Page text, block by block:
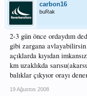
carbon16
buRak
2-3 gün önce ordaydım
gibi zargana
açıklarda kıyıdan
km uzaklıkda
balıklar çıkyıor orayı
19 Ağustos 2008